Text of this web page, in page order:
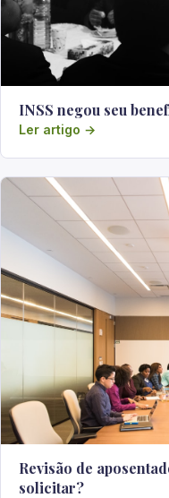
INSS negou seu
Ler artigo →
Revisão de
solicitar?